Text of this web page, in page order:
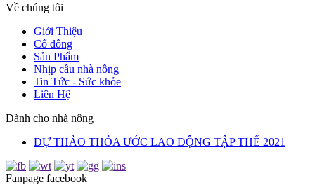
Về chúng tôi
Giới Thiệu
Cổ đông
Sản Phẩm
Nhịp cầu nhà nông
Tin Tức - Sức khỏe
Liên Hệ
Dành cho nhà nông
DỰ THẢO THỎA ƯỚC LAO ĐỘNG TẬP THỂ 2021
Fanpage facebook